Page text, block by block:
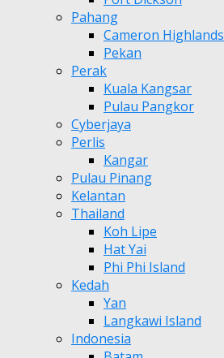
Pahang
Cameron Highlands
Pekan
Perak
Kuala Kangsar
Pulau Pangkor
Cyberjaya
Perlis
Kangar
Pulau Pinang
Kelantan
Thailand
Koh Lipe
Hat Yai
Phi Phi Island
Kedah
Yan
Langkawi Island
Indonesia